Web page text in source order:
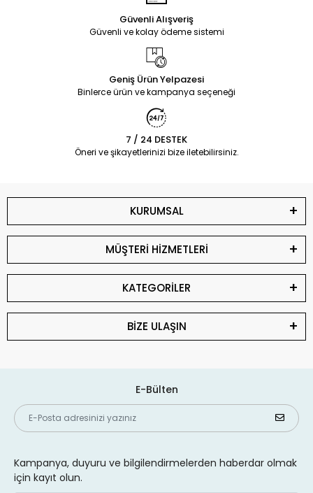
Güvenli Alışveriş
Güvenli ve kolay ödeme sistemi
Geniş Ürün Yelpazesi
Binlerce ürün ve kampanya seçeneği
7 / 24 DESTEK
Öneri ve şikayetlerinizi bize iletebilirsiniz.
KURUMSAL
MÜŞTERİ HİZMETLERİ
KATEGORİLER
BİZE ULAŞIN
E-Bülten
Kampanya, duyuru ve bilgilendirmelerden haberdar olmak
için kayıt olun.